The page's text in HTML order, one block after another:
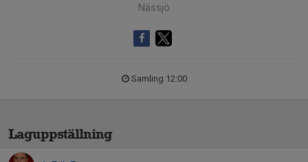
Nässjö
Samling 12:00
Laguppställning